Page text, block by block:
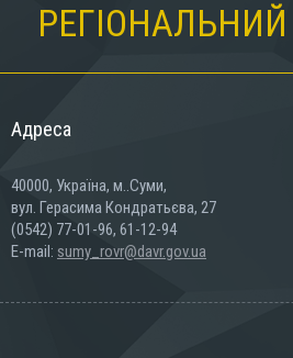
Адреса
40000, Україна, м..Суми,
вул. Герасима Кондратьєва, 27
(0542) 77-01-96, 61-12-94
E-mail: sumy_rovr@davr.gov.ua